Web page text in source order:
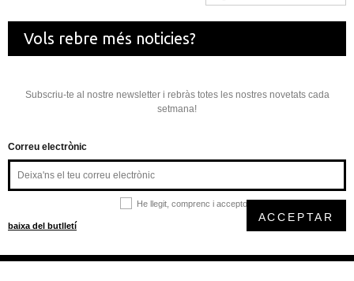
Vols rebre més noticies?
Subscriu-te al nostre newsletter i rebràs totes les nostres novetats cada
setmana!
Correu electrònic
He llegit, comprenc i accepto la
baixa del butlletí
ACCEPTAR